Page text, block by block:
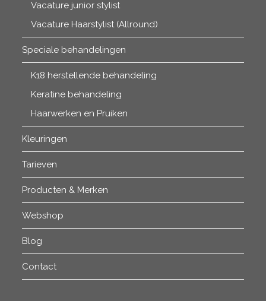
Vacature junior stylist
Vacature Haarstylist (Allround)
Speciale behandelingen
K18 herstellende behandeling
Keratine behandeling
Haarwerken en Pruiken
Kleuringen
Tarieven
Producten & Merken
Webshop
Blog
Contact